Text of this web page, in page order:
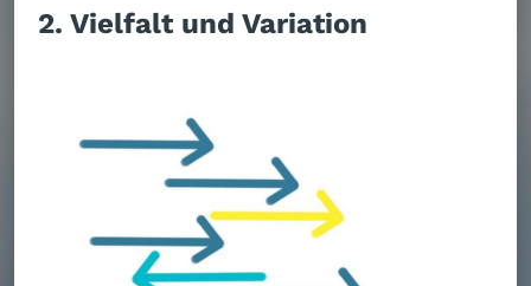
2. Vielfalt und Variation